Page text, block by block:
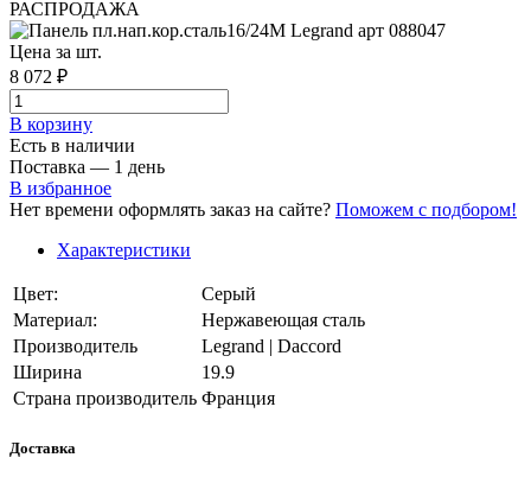
РАСПРОДАЖА
Цена за шт.
8 072 ₽
В корзинy
Есть в наличии
Поставка — 1 день
В избранное
Нет времени оформлять заказ на сайте? Поможем с подбором!
Характеристики
Цвет:
Серый
Материал:
Нержавеющая сталь
Производитель
Legrand | Daccord
Ширина
19.9
Страна производитель Франция
Доставка